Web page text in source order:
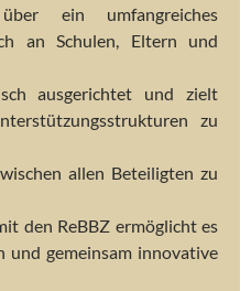
ein umfangreiches
an Schulen, Eltern und
ausgerichtet und zielt
zu
allen Beteiligten zu
den ReBBZ ermöglicht es
und gemeinsam innovative